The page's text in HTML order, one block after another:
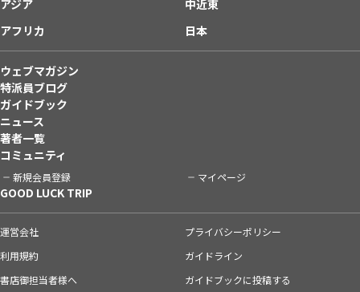
アジア
中近東
アフリカ
日本
ウェブマガジン
特派員ブログ
ガイドブック
ニュース
著者一覧
コミュニティ
新規会員登録 マイページ
GOOD LUCK TRIP
運営会社
プライバシーポリシー
利用規約
ガイドライン
書店御担当者様へ
ガイドブックに投稿する